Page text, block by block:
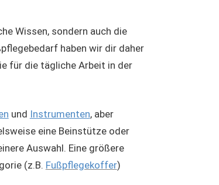
Wissen, sondern auch die
haben wir dir daher
für die tägliche Arbeit in der
und Instrumenten, aber
eine Beinstütze oder
Auswahl. Eine größere
(z.B. Fußpflegekoffer)